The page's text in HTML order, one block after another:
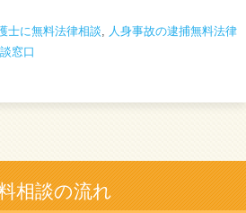
士に無料法律相談, 人身事故の逮捕無料法律
窓口
相談の流れ